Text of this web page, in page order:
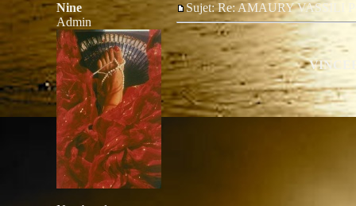
Nine
Admin
Sujet: Re: AMAURY VASSILI